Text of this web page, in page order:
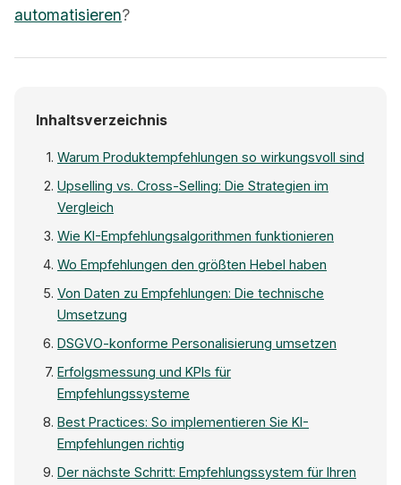
automatisieren?
Inhaltsverzeichnis
Warum Produktempfehlungen so wirkungsvoll sind
Upselling vs. Cross-Selling: Die Strategien im
Vergleich
Wie KI-Empfehlungsalgorithmen funktionieren
Wo Empfehlungen den größten Hebel haben
Von Daten zu Empfehlungen: Die technische
Umsetzung
DSGVO-konforme Personalisierung umsetzen
Erfolgsmessung und KPIs für
Empfehlungssysteme
Best Practices: So implementieren Sie KI-
Empfehlungen richtig
Der nächste Schritt: Empfehlungssystem für Ihren